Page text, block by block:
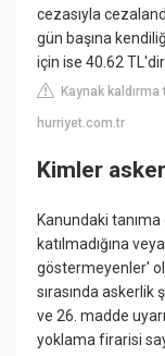
cezasıyla
gün başına
için ise 40.62 TL'dir.
Kaynak kaldırma
hurriyet.com.tr
Kimler asker
Kanundaki
katılmadığına
göstermeyenler'
sırasında
ve 26. madde
yoklama firarisi